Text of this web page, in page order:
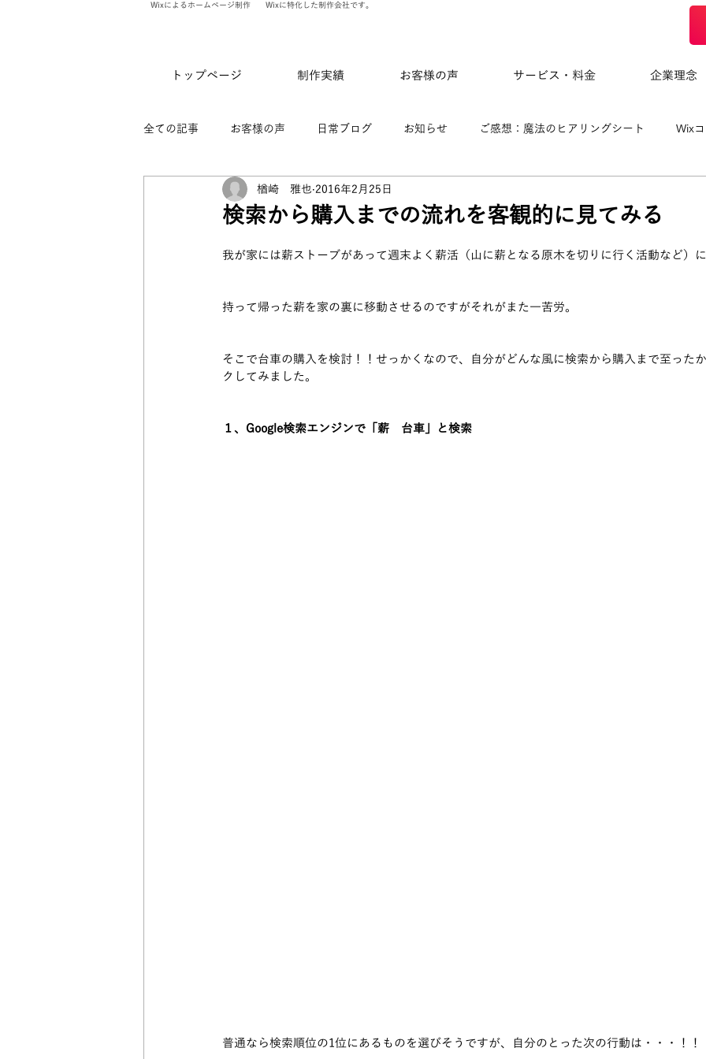
Wixによるホームページ制作 Wixに特化した制作会社です。
トップページ 制作実績 お客様の声 サービス・料金 企業理念
全ての記事 お客様の声 日常ブログ お知らせ ご感想：魔法のヒアリングシート Wix
ありのま会員限定記事 WixVeloによる制作事例
検索から購入までの流れを客観的に見てみる
楢崎 雅也 2016年2月25日
我が家には薪ストーブがあって週末よく薪活（山に薪となる原木を切りに行く活動など）に
持って帰った薪を家の裏に移動させるのですがそれがまた一苦労。
そこで台車の購入を検討！！せっかくなので、自分がどんな風に検索から購入まで至った
クしてみました。
１、Google検索エンジンで「薪　台車」と検索
普通なら検索順位の1位にあるものを選びそうですが、自分のとった次の行動は・・・！！